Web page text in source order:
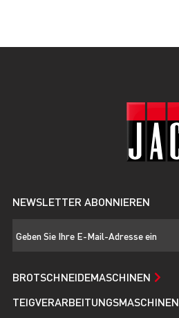
NEWSLETTER ABONNIEREN
BROTSCHNEIDEMASCHINEN
TEIGVERARBEITUNGSMASCHINEN